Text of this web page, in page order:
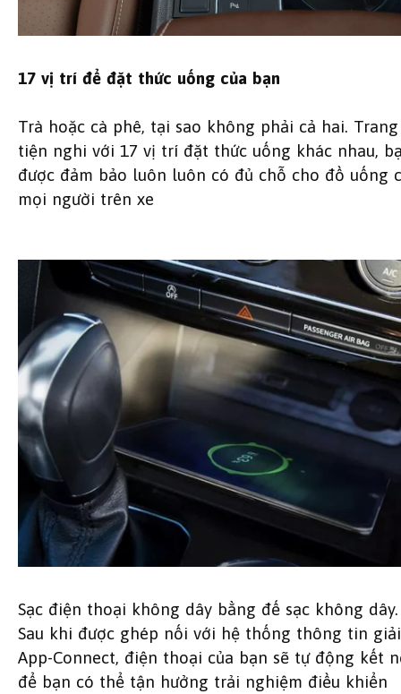
17 vị trí để đặt thức uống của bạn
Trà hoặc cà phê, tại sao không phải cả hai.
tiện nghi với 17 vị trí đặt thức uống khác nhau,
được đảm bảo luôn luôn có đủ chỗ cho đồ uống
mọi người trên xe
Sạc điện thoại không dây bằng đế sạc không dây.
Sau khi được ghép nối với hệ thống thông tin
App-Connect, điện thoại của bạn sẽ tự động kết
để bạn có thể tận hưởng trải nghiệm điều khiển